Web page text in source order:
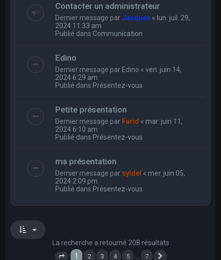
Contacter un administrateur
Dernier message par Jacques « lun. juil. 29,
2024 11:33 am
Publié dans Communication
Edino
Dernier message par Edino «ven. juin 14,
2024 6:29 am
Publié dans Présentez-vous
Petite présentation
Dernier message par Farid « mar. juin 11,
2024 6:10 am
Publié dans Présentez-vous
ma présentation
Dernier message par syldel « mer. juin 05,
2024 2:09 pm
Publié dans Présentez-vous
La recherche a retourné 208 résultats
Page 1 sur
1 2 3 4 5 7